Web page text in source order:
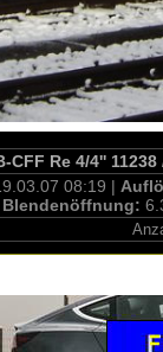
CFF Re 4/4''
08:19 |
Blendenöffnung: